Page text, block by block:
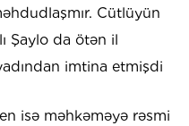
Cütlüyün
Şaylo da ötən il
imtina etmişdi
isə məhkəməyə rəsmi